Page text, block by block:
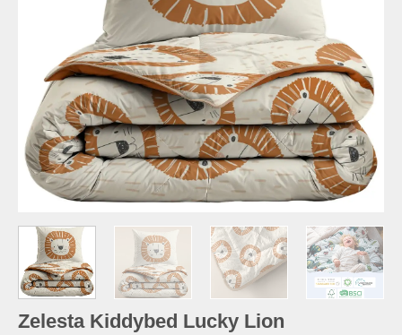
Zelesta Kiddybed Lucky Lion